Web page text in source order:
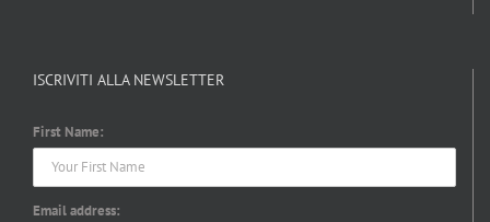
ISCRIVITI ALLA NEWSLETTER
First Name:
Email address: